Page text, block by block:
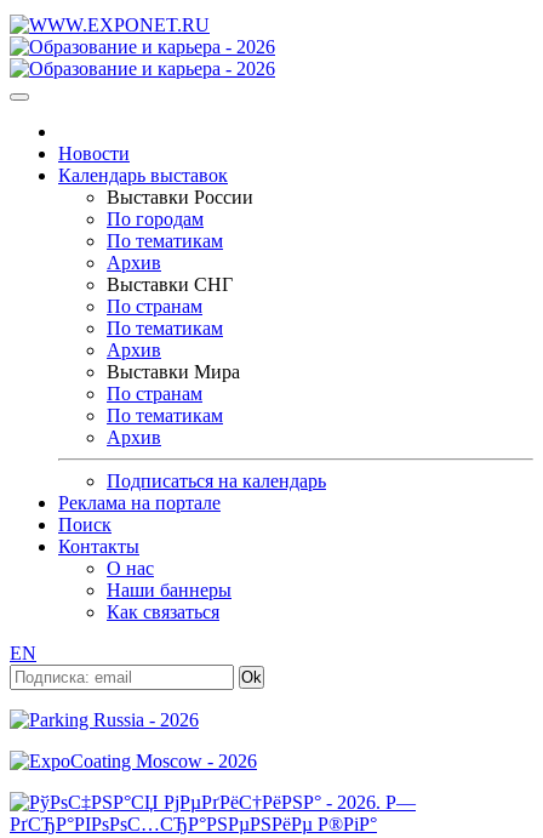
Новости
Календарь выставок
Выставки России
По городам
По тематикам
Архив
Выставки СНГ
По странам
По тематикам
Архив
Выставки Мира
По странам
По тематикам
Архив
Подписаться на календарь
Реклама на портале
Поиск
Контакты
О нас
Наши баннеры
Как связаться
EN